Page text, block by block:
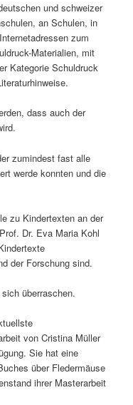
und schweizer
an Schulen, in
zum
Materialien, mit
Kategorie Schuldruck
dass auch der
zumindest fast alle
werde konnten und die
zu Kindertexten an der
Dr. Eva Maria Kohl
der Forschung sind.
überraschen.
von Cristina Müller
Sie hat eine
über Fledermäuse
ihrer Masterarbeit